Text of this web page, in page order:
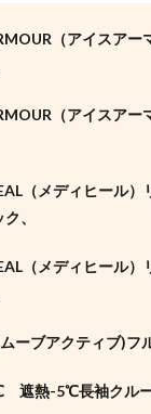
（アイスアー
（アイスアー
（メディヒール）
、
（メディヒール）
ーブアクティブ)フ
遮熱-5℃長袖クルー